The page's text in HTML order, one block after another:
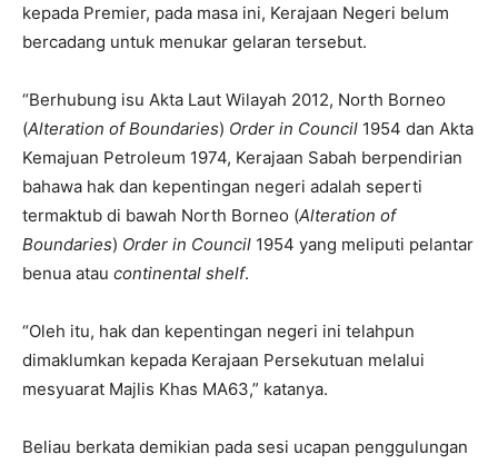
kepada Premier, pada masa ini, Kerajaan Negeri belum
bercadang untuk menukar gelaran tersebut.
“Berhubung isu Akta Laut Wilayah 2012, North Borneo
(Alteration of Boundaries) Order in Council 1954 dan Akta
Kemajuan Petroleum 1974, Kerajaan Sabah berpendirian
bahawa hak dan kepentingan negeri adalah seperti
termaktub di bawah North Borneo (Alteration of
Boundaries) Order in Council 1954 yang meliputi pelantar
benua atau continental shelf.
“Oleh itu, hak dan kepentingan negeri ini telahpun
dimaklumkan kepada Kerajaan Persekutuan melalui
mesyuarat Majlis Khas MA63,” katanya.
Beliau berkata demikian pada sesi ucapan penggulungan